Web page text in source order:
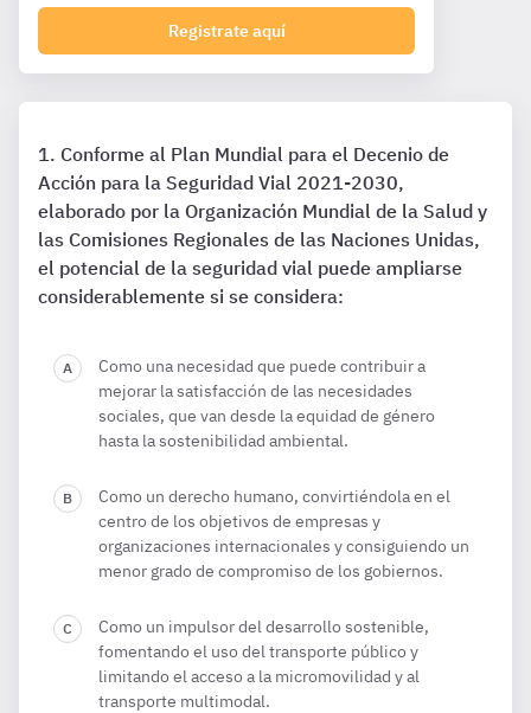
Registrate aquí
Conforme al Plan Mundial para el Decenio de
Acción para la Seguridad Vial 2021-2030,
elaborado por la Organización Mundial de la Salud y
las Comisiones Regionales de las Naciones Unidas,
el potencial de la seguridad vial puede ampliarse
considerablemente si se considera:
Como una necesidad que puede contribuir a
mejorar la satisfacción de las necesidades
sociales, que van desde la equidad de género
hasta la sostenibilidad ambiental.
Como un derecho humano, convirtiéndola en el
centro de los objetivos de empresas y
organizaciones internacionales y consiguiendo un
menor grado de compromiso de los gobiernos.
Como un impulsor del desarrollo sostenible,
fomentando el uso del transporte público y
limitando el acceso a la micromovilidad y al
transporte multimodal.